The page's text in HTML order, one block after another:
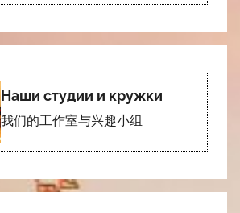
Наши студии и кружки
我们的工作室与兴趣小组